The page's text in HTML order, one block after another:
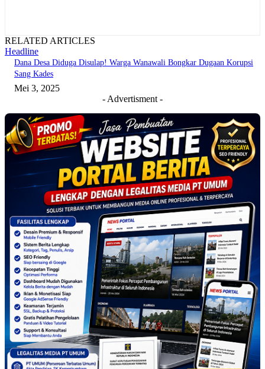
RELATED ARTICLES
Headline
Dana Desa Diduga Disulap! Warga Wanawali Bongkar Dugaan Korupsi
Sang Kades
Mei 3, 2025
- Advertisment -